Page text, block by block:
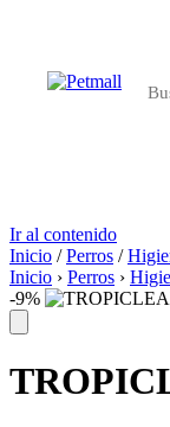
Ir al contenido
Inicio /Perros /
Inicio › Perros ›
-9%